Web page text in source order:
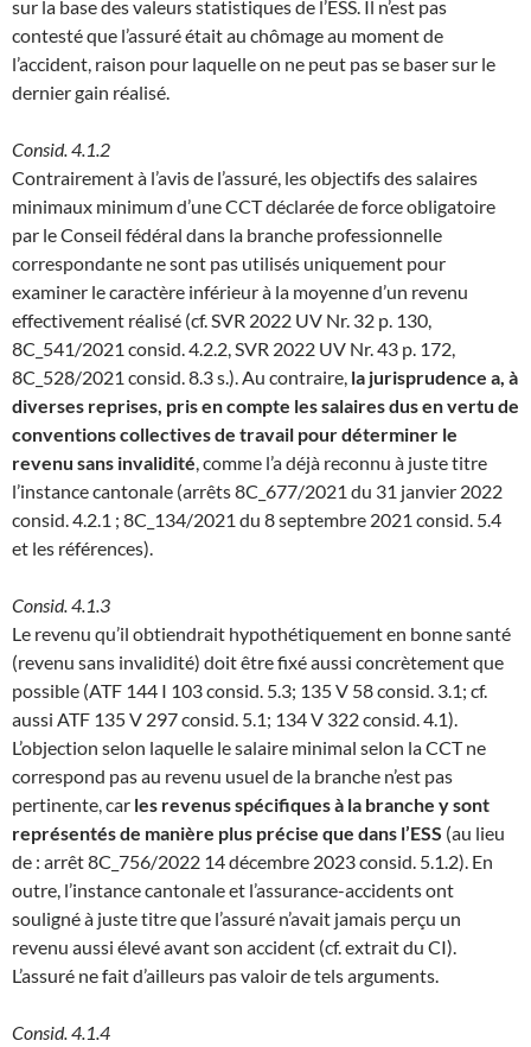
sur la base des valeurs statistiques de l’ESS. Il n’est pas
contesté que l’assuré était au chômage au moment de
l’accident, raison pour laquelle on ne peut pas se baser sur le
dernier gain réalisé.
Consid. 4.1.2
Contrairement à l’avis de l’assuré, les objectifs des salaires
minimaux minimum d’une CCT déclarée de force obligatoire
par le Conseil fédéral dans la branche professionnelle
correspondante ne sont pas utilisés uniquement pour
examiner le caractère inférieur à la moyenne d’un revenu
effectivement réalisé (cf. SVR 2022 UV Nr. 32 p. 130,
8C_541/2021 consid. 4.2.2, SVR 2022 UV Nr. 43 p. 172,
8C_528/2021 consid. 8.3 s.). Au contraire, la jurisprudence a, à
diverses reprises, pris en compte les salaires dus en vertu de
conventions collectives de travail pour déterminer le
revenu sans invalidité , comme l’a déjà reconnu à juste titre
l’instance cantonale (arrêts 8C_677/2021 du 31 janvier 2022
consid. 4.2.1 ; 8C_134/2021 du 8 septembre 2021 consid. 5.4
et les références).
Consid. 4.1.3
Le revenu qu’il obtiendrait hypothétiquement en bonne santé
(revenu sans invalidité) doit être fixé aussi concrètement que
possible (ATF 144 I 103 consid. 5.3; 135 V 58 consid. 3.1; cf.
aussi ATF 135 V 297 consid. 5.1; 134 V 322 consid. 4.1).
L’objection selon laquelle le salaire minimal selon la CCT ne
correspond pas au revenu usuel de la branche n’est pas
pertinente, car les revenus spécifiques à la branche y sont
représentés de manière plus précise que dans l’ESS (au lieu
de : arrêt 8C_756/2022 14 décembre 2023 consid. 5.1.2). En
outre, l’instance cantonale et l’assurance-accidents ont
souligné à juste titre que l’assuré n’avait jamais perçu un
revenu aussi élevé avant son accident (cf. extrait du CI).
L’assuré ne fait d’ailleurs pas valoir de tels arguments.
Consid. 4.1.4